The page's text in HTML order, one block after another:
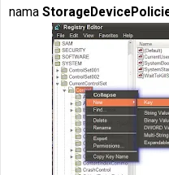
nama